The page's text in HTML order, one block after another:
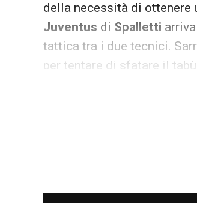
della necessità di
Juventus di Spalletti
tattica tra i due tecnici.
per tentare di sfatare il
Stadio